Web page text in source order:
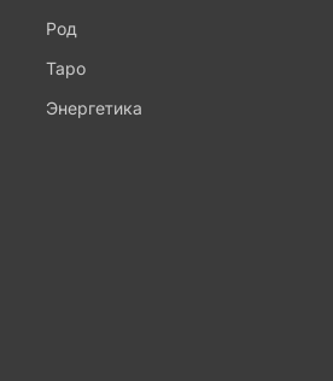
Род
Таро
Энергетика